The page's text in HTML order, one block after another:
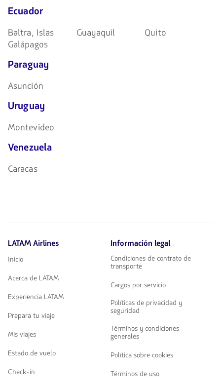
Ecuador
Baltra, Islas
Galápagos
Guayaquil Quito
Paraguay
Asunción
Uruguay
Montevideo
Venezuela
Caracas
LATAM Airlines
Inicio
Acerca de LATAM
Experiencia LATAM
Prepara tu viaje
Mis viajes
Estado de vuelo
Check-in
Información legal
Condiciones de contrato de
transporte
Cargos por servicio
Políticas de privacidad y
seguridad
Términos y condiciones
generales
Política sobre cookies
Términos de uso